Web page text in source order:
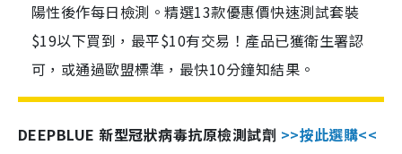
陽性後作每日檢測。精選13款優惠價快速測試套裝
$19以下買到，最平$10有交易！產品已獲衛生署認
可，或通過歐盟標準，最快10分鐘知結果。
DEEPBLUE 新型冠狀病毒抗原檢測試劑 >>按此選購<<